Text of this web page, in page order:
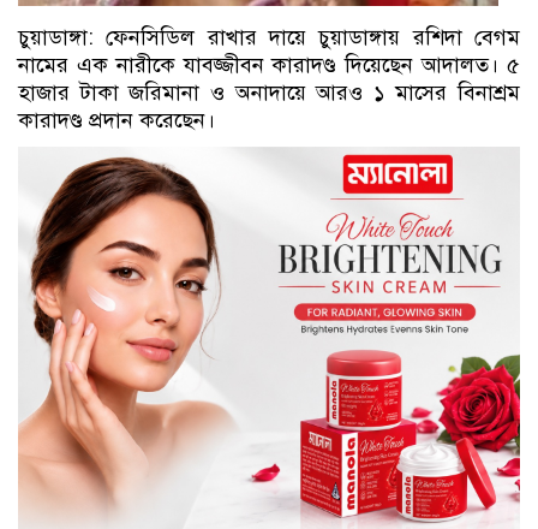
চুয়াডাঙ্গা: ফেনসিডিল রাখার দায়ে চুয়াডাঙ্গায় রশিদা বেগম
নামের এক নারীকে যাবজ্জীবন কারাদণ্ড দিয়েছেন আদালত। ৫
হাজার টাকা জরিমানা ও অনাদায়ে আরও ১ মাসের বিনাশ্রম
কারাদণ্ড প্রদান করেছেন।